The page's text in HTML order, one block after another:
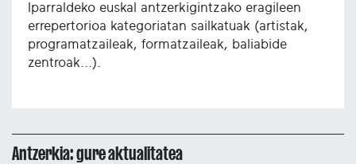
Iparraldeko euskal antzerkigintzako eragileen
errepertorioa kategoriatan sailkatuak (artistak,
programatzaileak, formatzaileak, baliabide
zentroak...).
Antzerkia: gure aktualitatea